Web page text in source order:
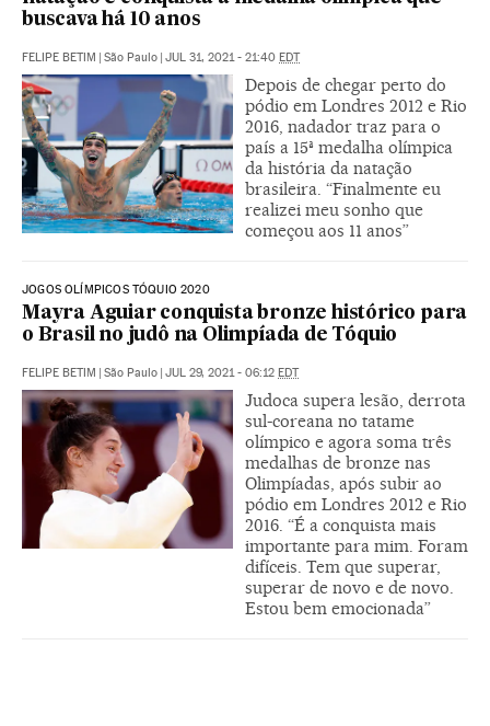
buscava há 10 anos
FELIPE BETIM | São Paulo | JUL 31, 2021 - 21:40 EDT
Depois de chegar perto do
pódio em Londres 2012 e Rio
2016, nadador traz para o
país a 15ª medalha olímpica
da história da natação
brasileira. “Finalmente eu
realizei meu sonho que
começou aos 11 anos”
JOGOS OLÍMPICOS TÓQUIO 2020
Mayra Aguiar conquista bronze histórico para
o Brasil no judô na Olimpíada de Tóquio
FELIPE BETIM | São Paulo | JUL 29, 2021 - 06:12 EDT
Judoca supera lesão, derrota
sul-coreana no tatame
olímpico e agora soma três
medalhas de bronze nas
Olimpíadas, após subir ao
pódio em Londres 2012 e Rio
2016. “É a conquista mais
importante para mim. Foram
difíceis. Tem que superar,
superar de novo e de novo.
Estou bem emocionada”